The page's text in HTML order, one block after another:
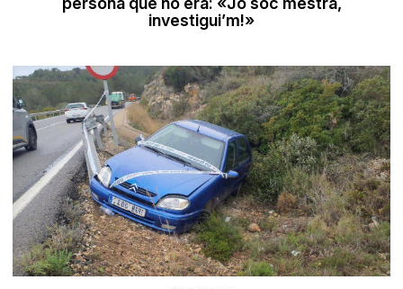
investigui’m!»